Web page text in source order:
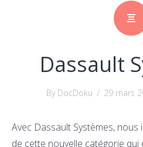
Dassault
By DocDoku / 29 mars
Avec Dassault Systèmes,
de cette nouvelle catégorie qui